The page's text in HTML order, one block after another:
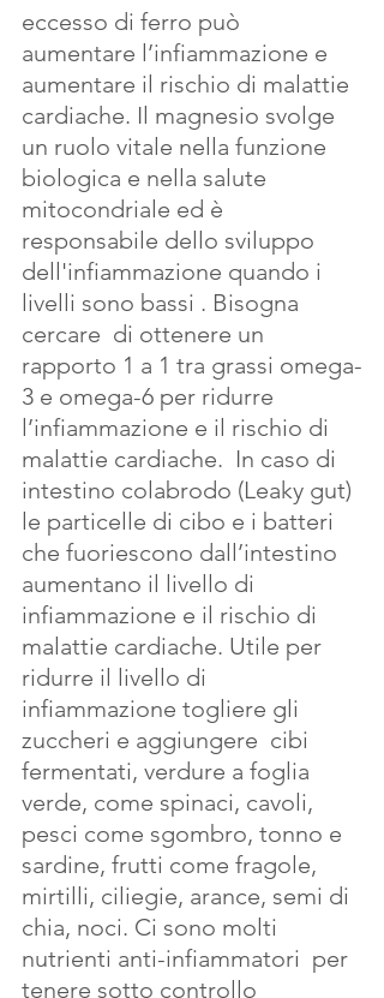
eccesso di ferro può
aumentare l’infiammazione e
aumentare il rischio di malattie
cardiache. Il magnesio svolge
un ruolo vitale nella funzione
biologica e nella salute
mitocondriale ed è
responsabile dello sviluppo
dell'infiammazione quando i
livelli sono bassi . Bisogna
cercare  di ottenere un
rapporto 1 a 1 tra grassi omega-
3 e omega-6 per ridurre
l’infiammazione e il rischio di
malattie cardiache.  In caso di
intestino colabrodo (Leaky gut)
le particelle di cibo e i batteri
che fuoriescono dall’intestino
aumentano il livello di
infiammazione e il rischio di
malattie cardiache. Utile per
ridurre il livello di
infiammazione togliere gli
zuccheri e aggiungere  cibi
fermentati, verdure a foglia
verde, come spinaci, cavoli,
pesci come sgombro, tonno e
sardine, frutti come fragole,
mirtilli, ciliegie, arance, semi di
chia, noci. Ci sono molti
nutrienti anti-infiammatori  per
tenere sotto controllo